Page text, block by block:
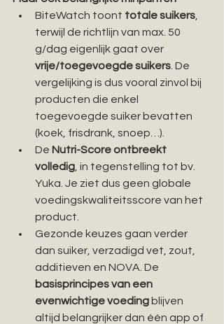
BiteWatch toont totale suikers
terwijl de richtlijn van max. 50
g/dag eigenlijk gaat over
vrije/toegevoegde suikers . De
vergelijking is dus vooral zinvol bij
producten die enkel
toegevoegde suiker bevatten
(koek, frisdrank, snoep…).
De Nutri-Score ontbreekt
volledig , in tegenstelling tot bv.
Yuka. Je ziet dus geen globale
voedingskwaliteitsscore van het
product.
Gezonde keuzes gaan verder
dan suiker, verzadigd vet, zout,
additieven en NOVA. De
basisprincipes van een
evenwichtige voeding blijven
altijd belangrijker dan één app of